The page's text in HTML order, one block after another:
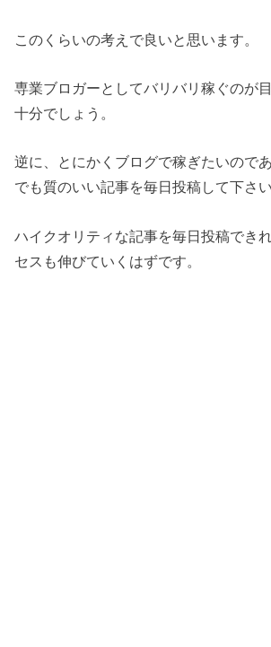
このくらいの考えで良いと思います。
専業ブロガーとしてバリバリ稼ぐのが
十分でしょう。
逆に、とにかくブログで稼ぎたいので
でも質のいい記事を毎日投稿して下さい
ハイクオリティな記事を毎日投稿でき
セスも伸びていくはずです。